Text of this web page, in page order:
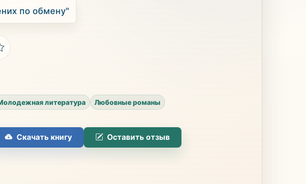
по обмену"
литература Любовные романы
Скачать книгу Оставить отзыв